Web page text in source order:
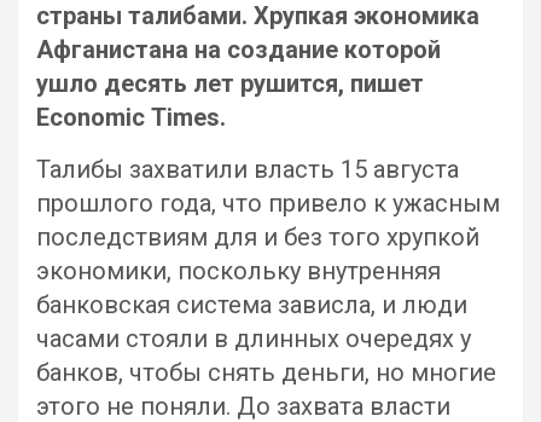
страны талибами. Хрупкая экономика
Афганистана на создание которой
ушло десять лет рушится, пишет
Еconomic Тimes.
Талибы захватили власть 15 августа
прошлого года, что привело к ужасным
последствиям для и без того хрупкой
экономики, поскольку внутренняя
банковская система зависла, и люди
часами стояли в длинных очередях у
банков, чтобы снять деньги, но многие
этого не поняли. До захвата власти